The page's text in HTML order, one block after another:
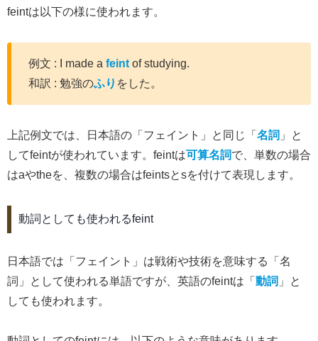
feintは以下の様に使われます。
例文 : I made a feint of studying.
和訳 : 勉強のふり をした。
上記例文では、日本語の「フェイント」と同じ「 名詞 」と
してfeintが使われています。feintは可算名詞で、単数の場合
はaやtheを、複数の場合はfeintsとsを付けて表現します。
動詞としても使われるfeint
日本語では「フェイント」は戦術や技術を意味する「名
詞」として使われる単語ですが、英語のfeintは「 動詞 」と
しても使われます。